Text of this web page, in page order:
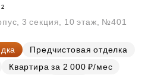
3 секция, 10 этаж, №401
Предчистовая отделка
Квартира за 2 000 ₽/мес